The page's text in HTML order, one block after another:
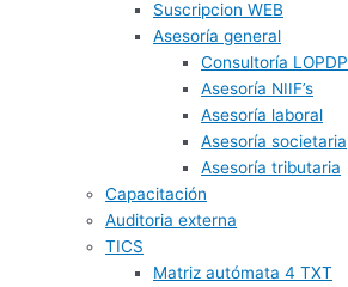
Suscripcion WEB
Asesoría general
Consultoría LOPDP
Asesoría NIIF’s
Asesoría laboral
Asesoría societaria
Asesoría tributaria
Capacitación
Auditoria externa
TICS
Matriz autómata 4 TXT